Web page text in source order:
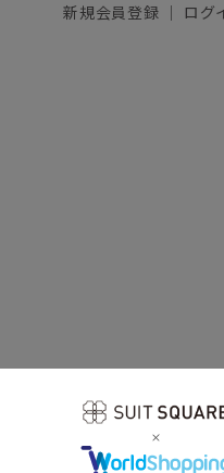
新規会員登録 ｜ ログ